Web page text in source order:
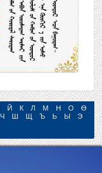
Й К Л М Н О
Ө
Ч Ш Щ Ъ Ь Ы
Э